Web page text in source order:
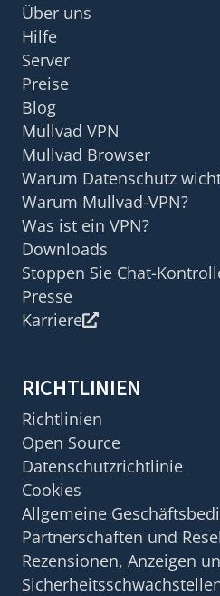
Über uns
Hilfe
Server
Preise
Blog
Mullvad VPN
Mullvad Browser
Warum Datenschutz
Warum Mullvad-VPN?
Was ist ein VPN?
Downloads
Stoppen Sie Chat-
Presse
Karriere
RICHTLINIEN
Richtlinien
Open Source
Datenschutzrichtlinie
Cookies
Allgemeine
Partnerschaften und
Rezensionen, Anzeigen